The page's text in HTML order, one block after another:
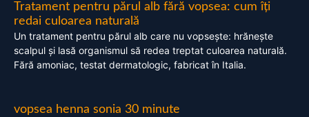
Tratament pentru părul alb fără vopsea: cum îți
redai culoarea naturală
Un tratament pentru părul alb care nu vopsește: hrănește
scalpul și lasă organismul să redea treptat culoarea naturală.
Fără amoniac, testat dermatologic, fabricat în Italia.
vopsea henna sonia 30 minute